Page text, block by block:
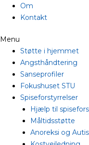
Om
Kontakt
Menu
Støtte i hjemmet
Angsthåndtering
Sanseprofiler
Fokushuset STU
Spiseforstyrrelser
Hjælp til
Måltidsstøtte
Anoreksi og